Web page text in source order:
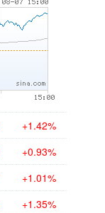
+1.42%
+0.93%
+1.01%
+1.35%